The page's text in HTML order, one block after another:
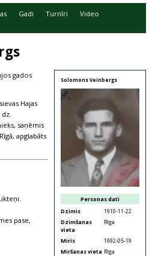
Gadi Turnīri
Video
Solomons Veinbergs
Personas dati
Dzimis
1910-11-22
Dzimšanas
vieta
Rīga
Miris
1992-05-19
Miršanas vieta Rīga
gados
Hajas
dz.
saņēmis
apglabāts
pase,